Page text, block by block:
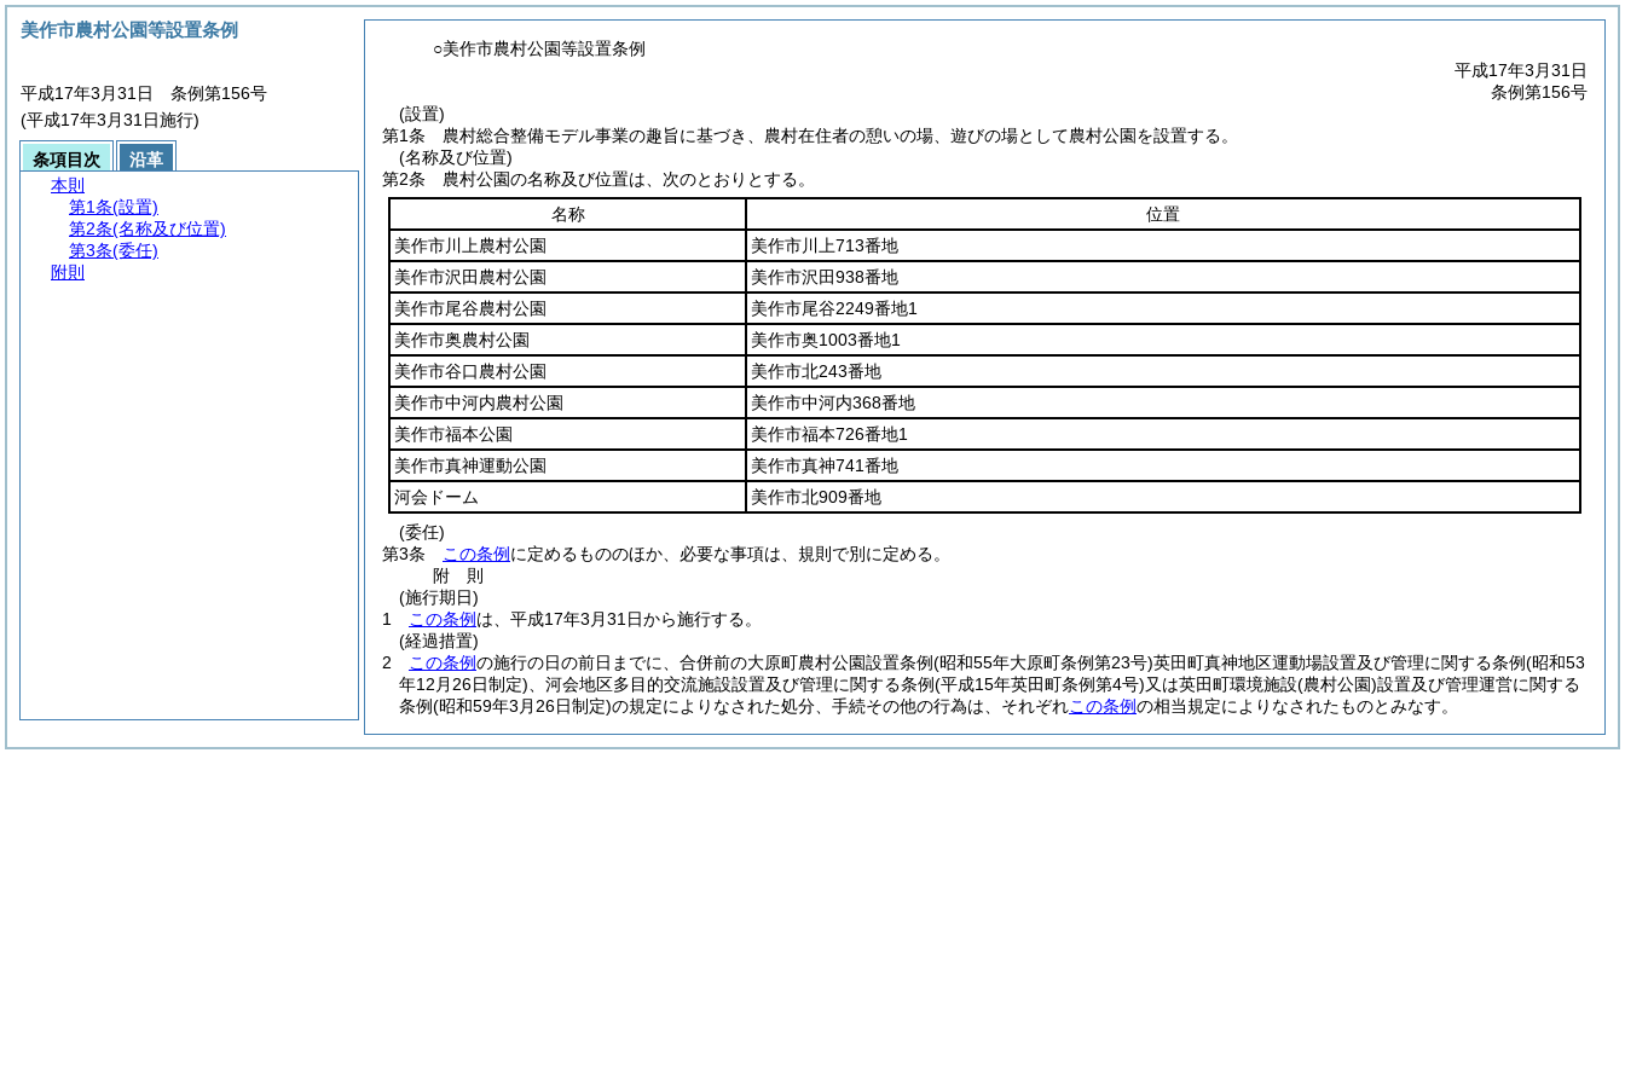
○美作市農村公園等設置条例
平成17年3月31日
条例第156号
(設置)
第1条
農村総合整備モデル事業の趣旨に基づき、農村在住者の憩いの場、遊びの場として農村公園を設置する。
(名称及び位置)
第2条
農村公園の名称及び位置は、次のとおりとする。
名称
位置
美作市川上農村公園
美作市川上713番地
美作市沢田農村公園
美作市沢田938番地
美作市尾谷農村公園
美作市尾谷2249番地1
美作市奥農村公園
美作市奥1003番地1
美作市谷口農村公園
美作市北243番地
美作市中河内農村公園
美作市中河内368番地
美作市福本公園
美作市福本726番地1
美作市真神運動公園
美作市真神741番地
河会ドーム
美作市北909番地
(委任)
第3条
この条例 に定めるもののほか、必要な事項は、規則で別に定める。
附 則
(施行期日)
1
この条例 は、平成17年3月31日から施行する。
(経過措置)
2
この条例の施行の日の前日までに、合併前の大原町農村公園設置条例(昭和55年大原町条例第23号)英田町真神地区運動場設置及び管理に関する条例(昭和53
年12月26日制定) 、河会地区多目的交流施設設置及び管理に関する条例(平成15年英田町条例第4号)又は英田町環境施設(農村公園)設置及び管理運営に関する
条例(昭和59年3月26日制定)の規定によりなされた処分、手続その他の行為は、それぞれこの条例の相当規定によりなされたものとみなす。
美作市農村公園等設置条例
平成17年3月31日 条例第156号
(平成17年3月31日施行)
条項目次
沿革
本則
第1条(設置)
第2条(名称及び位置)
第3条(委任)
附則